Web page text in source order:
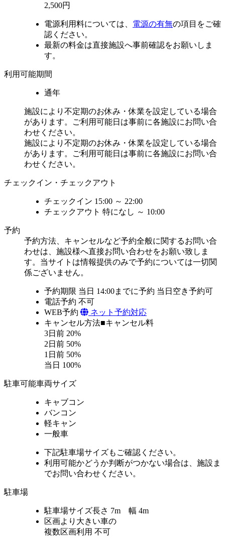
2,500円
電源利用料については、 電源の有無の項目をご確
認ください。
最新の料金は直接施設へ事前確認をお願いしま
す。
利用可能期間
通年
施設により不定期のお休み・休業を設定している場合
があります。ご利用可能日は事前に各施設にお問い合
わせください。
施設により不定期のお休み・休業を設定している場合
があります。ご利用可能日は事前に各施設にお問い合
わせください。
チェックイン・チェックアウト
チェックイン 15:00 ～ 22:00
チェックアウト 特になし ～ 10:00
予約
予約方法、キャンセルなど予約全般に関するお問い合
わせは、施設様へ直接お問い合わせをお願い致しま
す。当サイトは情報提供のみで予約については一切関
係ございません。
予約期限 当日 14:00までに予約 当日空き予約可
電話予約 不可
WEB予約
ネット予約対応
キャンセル方法■キャンセル料
3日前 20%
2日前 50%
1日前 50%
当日 100%
駐車可能車両サイズ
キャブコン
バンコン
軽キャン
一般車
下記駐車場サイズもご確認ください。
利用可能かどうか判断がつかない場合は、施設ま
でお問い合わせください。
駐車場
駐車場サイズ長さ 7m 幅 4m
区画より大きい車の
複数区画利用 不可